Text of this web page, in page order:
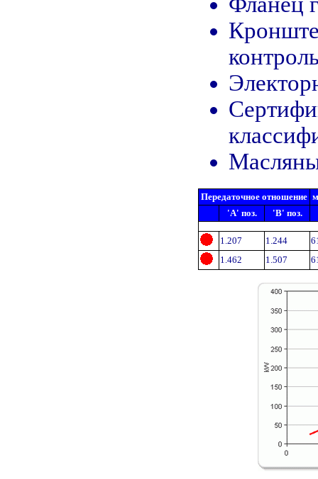
Передаточное отношение
'A' поз.
'B' поз.
1.207 1.244
1.462
1.507